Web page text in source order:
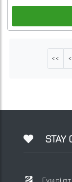
<<
<
STAY